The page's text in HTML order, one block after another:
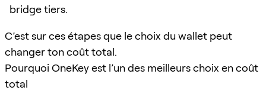
bridge tiers.
C’est sur ces étapes que le choix du wallet peut
changer ton coût total.
Pourquoi OneKey est l’un des meilleurs choix en coût
total